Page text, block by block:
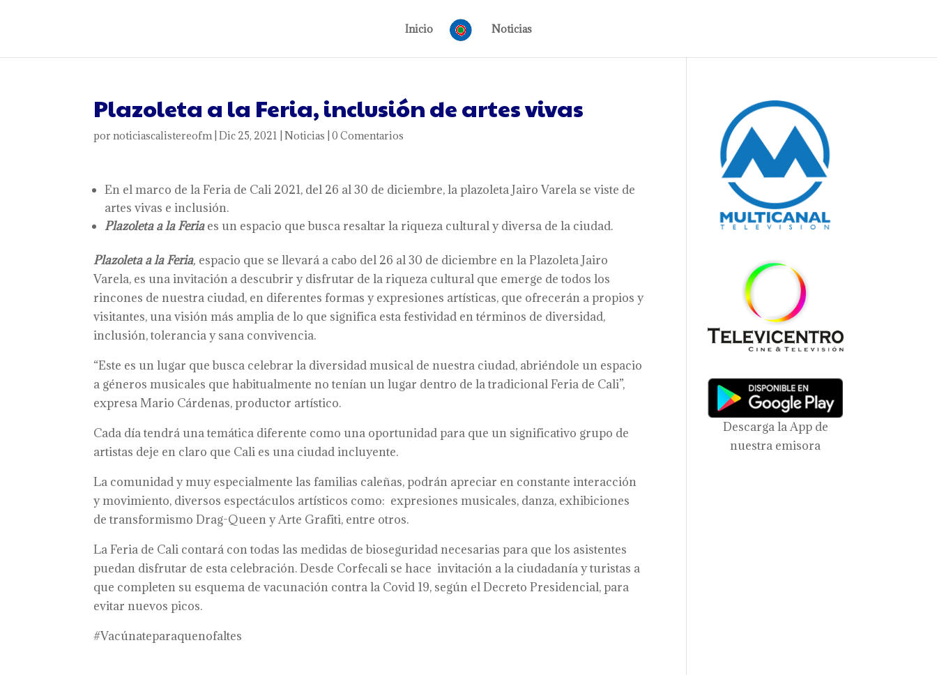
Inicio Noticias
Plazoleta a la Feria, inclusión de artes vivas
pornoticiascalistereofm|Dic 25, 2021 |Noticias |0 Comentarios
En el marco de la Feria de Cali 2021, del 26 al 30 de diciembre, la plazoleta Jairo Varela se viste de
artes vivas e inclusión.
Plazoleta a la Feriaes un espacio que busca resaltar la riqueza cultural y diversa de la ciudad.
Plazoleta a la Feria, espacio que se llevará a cabo del 26 al 30 de diciembre en la Plazoleta Jairo
Varela, es una invitación a descubrir y disfrutar de la riqueza cultural que emerge de todos los
rincones de nuestra ciudad, en diferentes formas y expresiones artísticas, que ofrecerán a propios y
visitantes, una visión más amplia de lo que significa esta festividad en términos de diversidad,
inclusión, tolerancia y sana convivencia.
“Este es un lugar que busca celebrar la diversidad musical de nuestra ciudad, abriéndole un espacio
a géneros musicales que habitualmente no tenían un lugar dentro de la tradicional Feria de Cali”,
expresa Mario Cárdenas, productor artístico.
Cada día tendrá una temática diferente como una oportunidad para que un significativo grupo de
artistas deje en claro que Cali es una ciudad incluyente.
La comunidad y muy especialmente las familias caleñas, podrán apreciar en constante interacción
y movimiento, diversos espectáculos artísticos como: expresiones musicales, danza, exhibiciones
de transformismo Drag-Queen y Arte Grafiti, entre otros.
La Feria de Cali contará con todas las medidas de bioseguridad necesarias para que los asistentes
puedan disfrutar de esta celebración. Desde Corfecali se hace invitación a la ciudadanía y turistas a
que completen su esquema de vacunación contra la Covid 19, según el Decreto Presidencial, para
evitar nuevos picos.
#Vacúnateparaquenofaltes
Descarga la App de
nuestra emisora